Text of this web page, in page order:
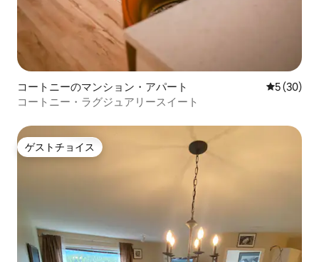
コートニーのマンション・アパート レビュー
5 (30)
コートニー・ラグジュアリースイート
ゲストチョイス
ゲストチョイス